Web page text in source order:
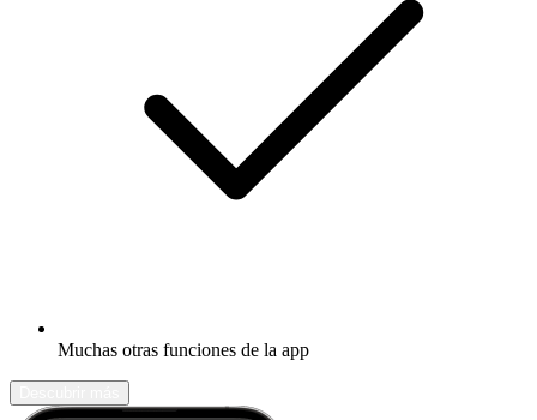
Muchas otras funciones de la app